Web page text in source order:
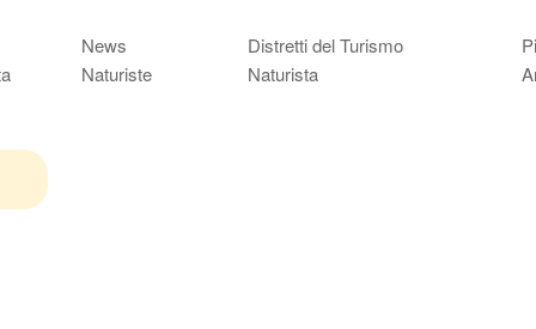
News
Naturiste
Distretti del Turismo
Naturista